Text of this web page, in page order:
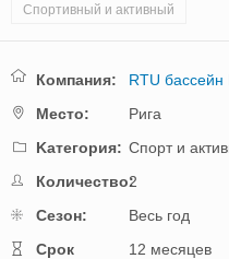
Спортивный и активный
Компания:
RTU бассейн
Mестo:
Рига
Kатегория: Спорт и
Количество:2
Cезон:
Весь год
Cрок
12 месяцев